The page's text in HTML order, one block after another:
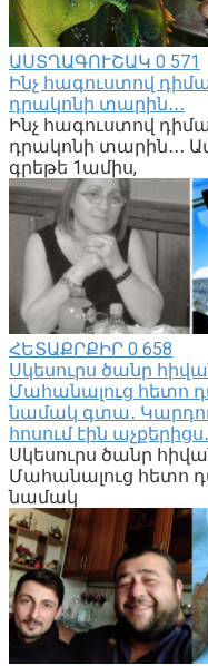
ԱՍՏՂԱԳՈՒՇԱԿ 0 571
Ինչ հագուստով
դրակոնի տարին․․․
Ինչ հագուստով
դրակոնի տարին․․․
գրեթե 1ամիս,
ՀԵՏԱՔՐՔԻՐ 0 658
Սկեսուրս ծանր
Մահանալուց հետո
նամակ գտա․
հոսում էին
Սկեսուրս ծանր
Մահանալուց հետո
նամակ